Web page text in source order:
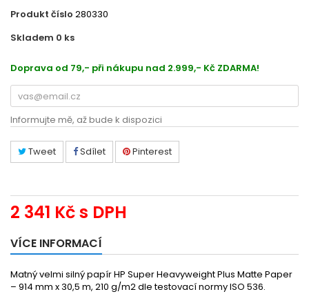
Produkt číslo 280330
Skladem 0 ks
Doprava od 79,- při nákupu nad 2.999,- Kč ZDARMA!
Informujte mě, až bude k dispozici
Tweet Sdílet Pinterest
2 341 Kčs DPH
VÍCE INFORMACÍ
Matný velmi silný papír HP Super Heavyweight Plus Matte Paper
– 914 mm x 30,5 m, 210 g/m2 dle testovací normy ISO 536.